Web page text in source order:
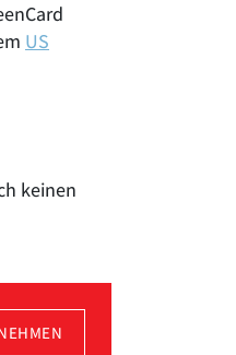
US
keinen